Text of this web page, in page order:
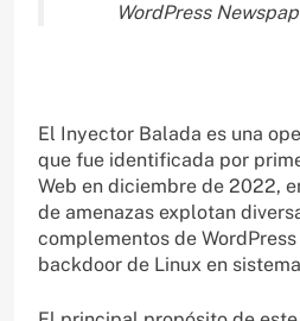
WordPress
El Inyector Balada es una
que fue identificada por
Web en diciembre de 2022,
de amenazas explotan
complementos de
backdoor de Linux en